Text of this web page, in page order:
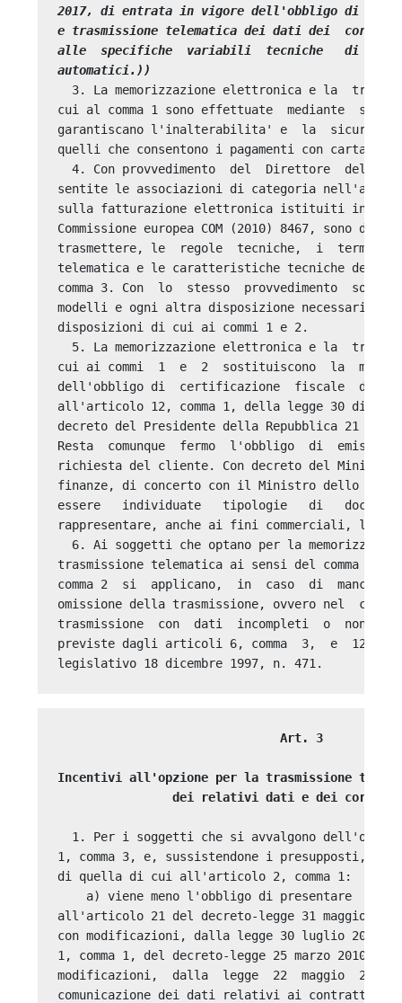
2017, di entrata in vigore dell'obbligo di
e trasmissione telematica dei dati dei
alle  specifiche  variabili  tecniche   di
automatici.))
3. La memorizzazione elettronica e la
cui al comma 1 sono effettuate  mediante
garantiscano l'inalterabilita' e  la  sicurezza
quelli che consentono i pagamenti con carta
4. Con provvedimento  del  Direttore
sentite le associazioni di categoria
sulla fatturazione elettronica istituiti in
Commissione europea COM (2010) 8467, sono
trasmettere, le  regole  tecniche,  i  termini
telematica e le caratteristiche tecniche
comma 3. Con  lo  stesso  provvedimento
modelli e ogni altra disposizione necessaria
disposizioni di cui ai commi 1 e 2.
5. La memorizzazione elettronica e la
cui ai commi  1  e  2  sostituiscono  la
dell'obbligo di  certificazione  fiscale  dei
all'articolo 12, comma 1, della legge 30
decreto del Presidente della Repubblica 21
Resta  comunque  fermo  l'obbligo  di
richiesta del cliente. Con decreto del Ministro
finanze, di concerto con il Ministro dello
essere   individuate   tipologie   di
rappresentare, anche ai fini commerciali, le
6. Ai soggetti che optano per la
trasmissione telematica ai sensi del comma 1
comma 2  si  applicano,  in  caso  di  mancata
omissione della trasmissione, ovvero nel  caso
trasmissione  con  dati  incompleti  o  non
previste dagli articoli 6, comma  3,  e  12,
                               Art. 3
Incentivi all'opzione per la trasmissione
dei relativi dati e dei
1. Per i soggetti che si avvalgono
1, comma 3, e, sussistendone i presupposti,
di quella di cui all'articolo 2, comma 1:
a) viene meno l'obbligo di presentare  le
all'articolo 21 del decreto-legge 31 maggio
con modificazioni, dalla legge 30 luglio
1, comma 1, del decreto-legge 25 marzo 2010,
modificazioni,  dalla  legge  22  maggio
comunicazione dei dati relativi ai contratti